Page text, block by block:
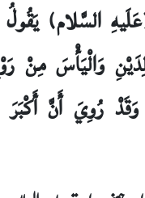
السَّلام)
وَالْيَأْسَ مِنْ
رُوِيَ أَنَّ أَكْبَرَ